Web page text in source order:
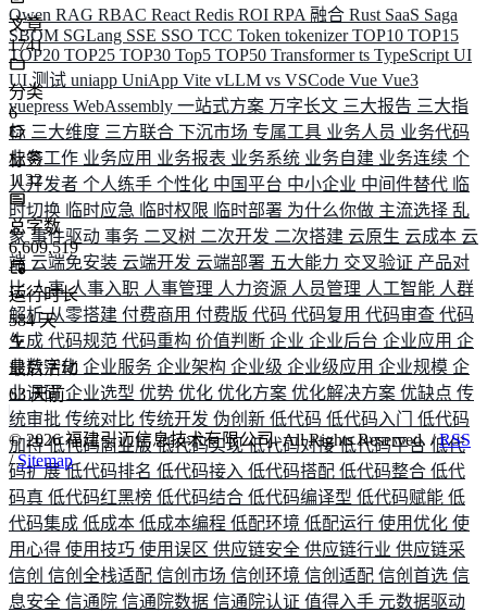
Qwen RAG RBAC React Redis ROI RPA 融合 Rust SaaS Saga
SBOM SGLang SSE SSO TCC Token tokenizerTOP10 TOP15
TOP20 TOP25 TOP30 Top5 TOP50 Transformerts TypeScript UI
UI 测试 uniapp UniApp Vite vLLM vs VSCode Vue Vue3
vuepress WebAssembly 一站式方案 万字长文 三大报告 三大指
标 三大维度 三方联合 下沉市场 专属工具 业务人员 业务代码
业务工作 业务应用 业务报表 业务系统 业务自建 业务连续 个
人开发者 个人练手 个性化 中国平台 中小企业 中间件替代 临
时切换 临时应急 临时权限 临时部署 为什么你做 主流选择 乱
象 事件驱动 事务 二叉树 二次开发 二次搭建 云原生 云成本 云
端 云端免安装 云端开发 云端部署 五大能力 交叉验证 产品对
比人事人事入职 人事管理 人力资源 人员管理 人工智能 人群
解析从零搭建 付费商用 付费版 代码 代码复用 代码审查 代码
生成 代码规范 代码重构 价值判断 企业 企业后台 企业应用 企
业数字化 企业服务 企业架构 企业级 企业级应用 企业规模 企
业调研企业选型 优势 优化 优化方案 优化解决方案 优缺点 传
统审批 传统对比 传统开发 伪创新 低代码 低代码入门 低代码
加持低代码商业版低代码实现低代码对接低代码平台 低代
码扩展低代码排名 低代码接入 低代码搭配 低代码整合 低代
码真 低代码红黑榜 低代码结合 低代码编译型 低代码赋能 低
代码集成 低成本 低成本编程 低配环境 低配运行 使用优化 使
用心得 使用技巧 使用误区 供应链安全 供应链行业 供应链采
信创 信创全栈适配 信创市场 信创环境 信创适配 信创首选 信
息安全 信通院 信通院数据 信通院认证 值得入手 元数据驱动
文章
1741
分类
6
标签
1132
总字数
6,609,519
运行时长
584 天
最后活动
63 天前
©2026福建引迈信息技术有限公司. All Rights Reserved. /RSS
/Sitemap